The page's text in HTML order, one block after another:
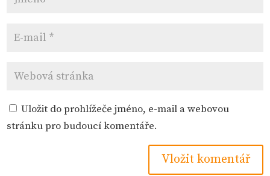
Uložit do prohlížeče jméno, e-mail a webovou
stránku pro budoucí komentáře.